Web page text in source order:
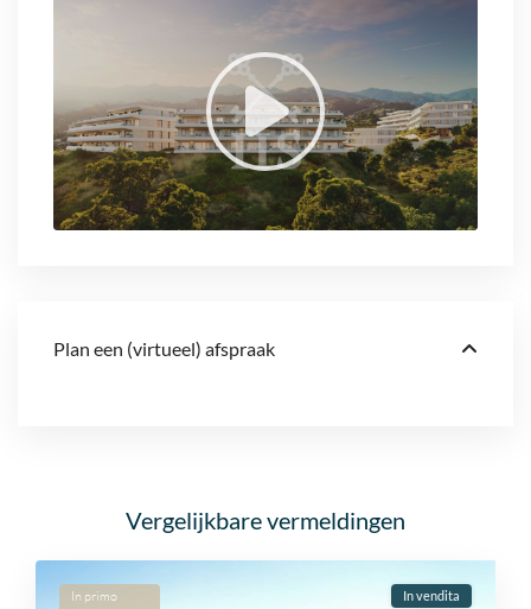
Plan een (virtueel) afspraak
Vergelijkbare vermeldingen
In primo
In vendita